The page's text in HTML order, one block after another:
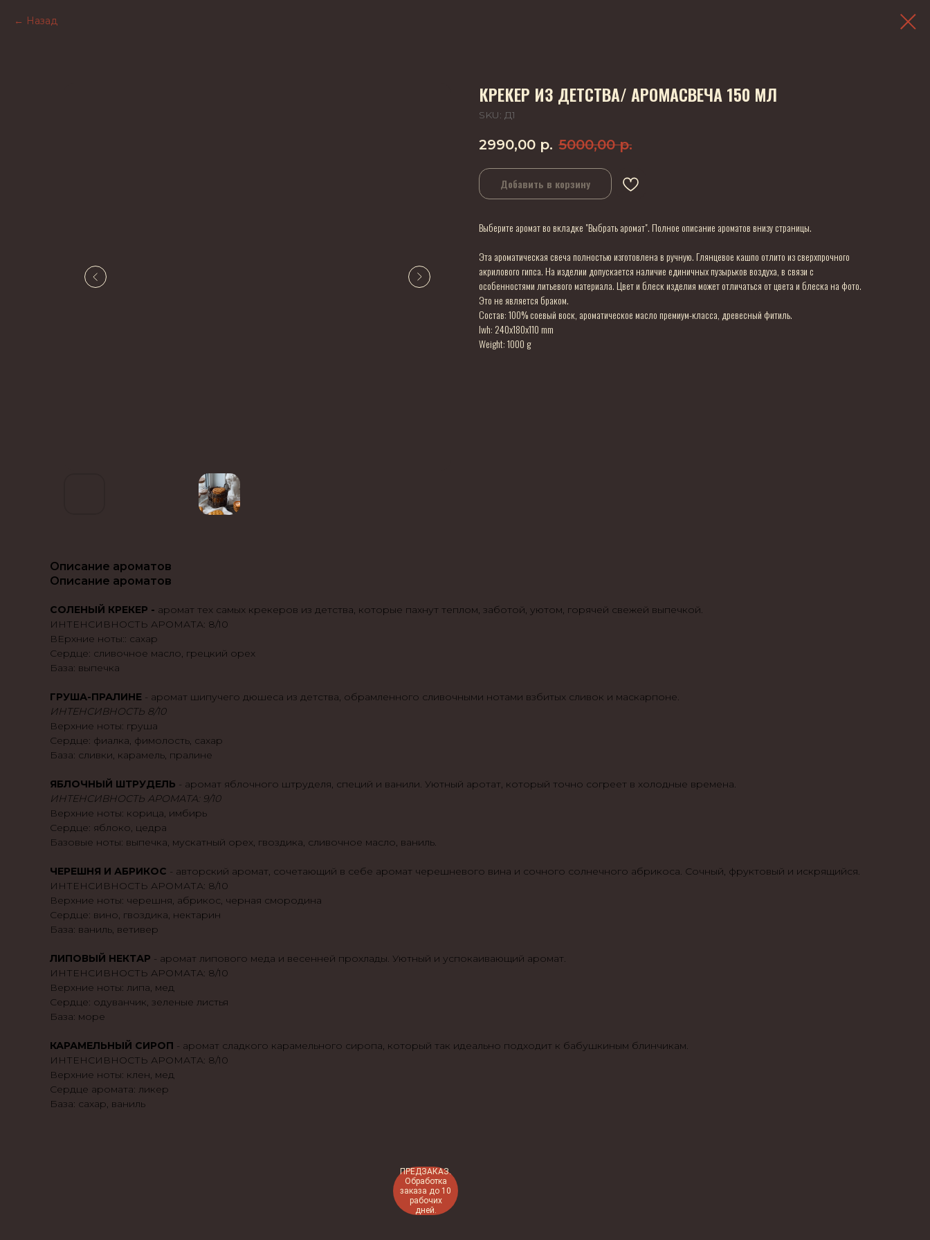
Назад
КРЕКЕР ИЗ ДЕТСТВА/ АРОМАСВЕЧА 150 МЛ
SKU: Д1
2990,00 р. 5000,00 р.
Добавить в корзину
Выберите аромат во вкладке "Выбрать аромат". Полное описание ароматов внизу страницы.
Эта ароматическая свеча полностью изготовлена в ручную. Глянцевое кашпо отлито из сверхпрочного
акрилового гипса. На изделии допускается наличие единичных пузырьков воздуха, в связи с
особенностями литьевого материала. Цвет и блеск изделия может отличаться от цвета и блеска на фото.
Это не является браком.
Состав: 100% соевый воск, ароматическое масло премиум-класса, древесный фитиль.
lwh: 240x180x110 mm
Weight: 1000 g
Описание ароматов
Описание ароматов
СОЛЕНЫЙ КРЕКЕР - аромат тех самых крекеров из детства, которые пахнут теплом, заботой, уютом, горячей свежей выпечкой.
ИНТЕНСИВНОСТЬ АРОМАТА: 8/10
ВЕрхние ноты:: сахар
Сердце: сливочное масло, грецкий орех
База: выпечка
ГРУША-ПРАЛИНЕ - аромат шипучего дюшеса из детства, обрамленного сливочными нотами взбитых сливок и маскарпоне.
ИНТЕНСИВНОСТЬ 8/10
Верхние ноты: груша
Сердце: фиалка, фимолость, сахар
База: сливки, карамель, пралине
ЯБЛОЧНЫЙ ШТРУДЕЛЬ - аромат яблочного штруделя, специй и ванили. Уютный аротат, который точно согреет в холодные времена.
ИНТЕНСИВНОСТЬ АРОМАТА: 9/10
Верхние ноты: корица, имбирь
Сердце: яблоко, цедра
Базовые ноты: выпечка, мускатный орех, гвоздика, сливочное масло, ваниль.
ЧЕРЕШНЯ И АБРИКОС - авторский аромат, сочетающий в себе аромат черешневого вина и сочного солнечного абрикоса. Сочный, фруктовый и искрящийся.
ИНТЕНСИВНОСТЬ АРОМАТА: 8/10
Верхние ноты: черешня, абрикос, черная смородина
Сердце: вино, гвоздика, нектарин
База: ваниль, ветивер
ЛИПОВЫЙ НЕКТАР - аромат липового меда и весенней прохлады. Уютный и успокаивающий аромат.
ИНТЕНСИВНОСТЬ АРОМАТА: 8/10
Верхние ноты: липа, мед
Сердце: одуванчик, зеленые листья
База: море
КАРАМЕЛЬНЫЙ СИРОП - аромат сладкого карамельного сиропа, который так идеально подходит к бабушкиным блинчикам.
ИНТЕНСИВНОСТЬ АРОМАТА: 8/10
Верхние ноты: клен, мед
Сердце аромата: ликер
База: сахар, ваниль
ПРЕДЗАКАЗ.
Обработка
заказа до 10
рабочих
дней.